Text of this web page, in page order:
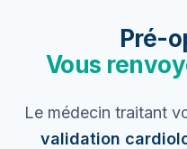
Pré-
Vous
Le médecin traitant
validation